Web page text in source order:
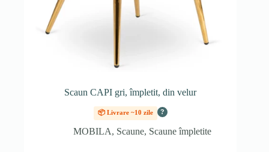
Scaun CAPI gri, împletit, din velur
📦 Livrare ~10 zile ?
MOBILA, Scaune, Scaune împletite